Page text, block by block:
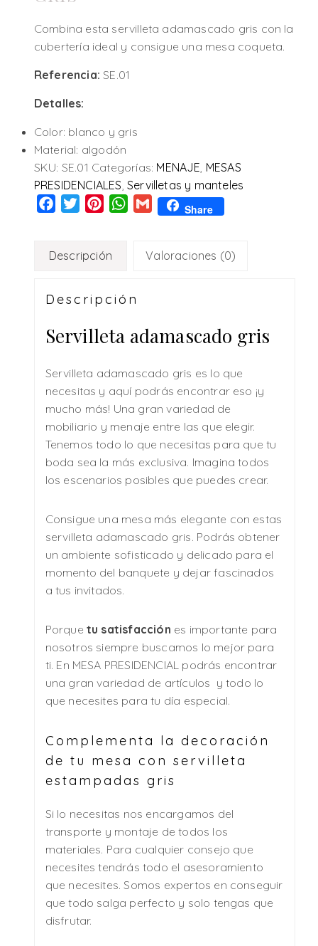
Combina esta servilleta adamascado gris con la
cubertería ideal y consigue una mesa coqueta.
Referencia: SE.01
Detalles:
Color: blanco y gris
Material: algodón
SKU: SE.01 Categorías: MENAJE, MESAS
PRESIDENCIALES, Servilletas y manteles
Facebook
TwitterPinterestWhatsApp
Gmail Share
Descripción Valoraciones (0)
Descripción
Servilleta adamascado gris
Servilleta adamascado gris es lo que
necesitas y aquí podrás encontrar eso ¡y
mucho más! Una gran variedad de
mobiliario y menaje entre las que elegir.
Tenemos todo lo que necesitas para que tu
boda sea la más exclusiva. Imagina todos
los escenarios posibles que puedes crear.
Consigue una mesa más elegante con estas
servilleta adamascado gris. Podrás obtener
un ambiente sofisticado y delicado para el
momento del banquete y dejar fascinados
a tus invitados.
Porque tu satisfacción es importante para
nosotros siempre buscamos lo mejor para
ti. En MESA PRESIDENCIAL podrás encontrar
una gran variedad de artículos y todo lo
que necesites para tu día especial.
Complementa la decoración
de tu mesa con servilleta
estampadas gris
Si lo necesitas nos encargamos del
transporte y montaje de todos los
materiales. Para cualquier consejo que
necesites tendrás todo el asesoramiento
que necesites. Somos expertos en conseguir
que todo salga perfecto y solo tengas que
disfrutar.